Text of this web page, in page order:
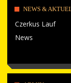
NEWS &
Czerkus Lauf
News